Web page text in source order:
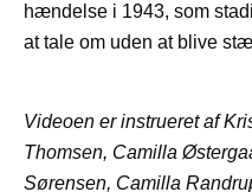
hændelse i 1943, som
at tale om uden at blive
Videoen er instrueret af
Thomsen, Camilla
Sørensen, Camilla